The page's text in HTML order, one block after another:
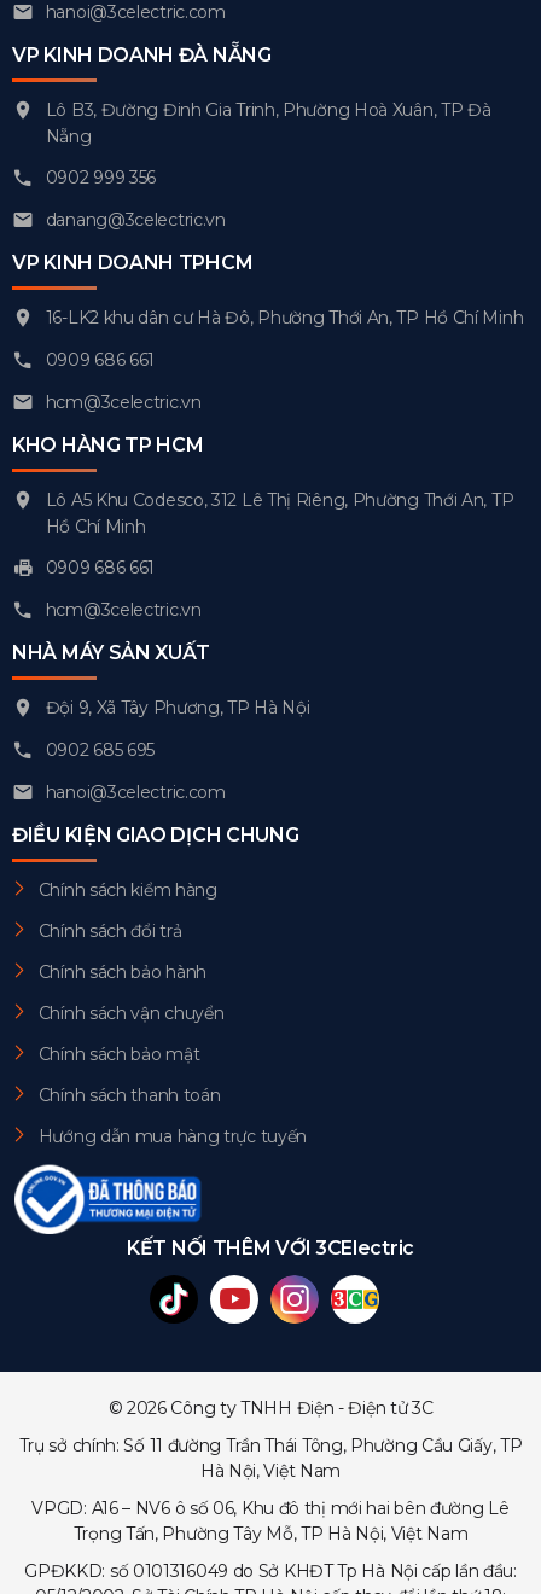
hanoi@3celectric.com
VP KINH DOANH ĐÀ NẴNG
Lô B3, Đường Đinh Gia Trinh, Phường Hoà Xuân, TP Đà
Nẵng
0902 999 356
danang@3celectric.vn
VP KINH DOANH TPHCM
16-LK2 khu dân cư Hà Đô, Phường Thới An, TP Hồ Chí Minh
0909 686 661
hcm@3celectric.vn
KHO HÀNG TP HCM
Lô A5 Khu Codesco, 312 Lê Thị Riêng, Phường Thới An, TP
Hồ Chí Minh
0909 686 661
hcm@3celectric.vn
NHÀ MÁY SẢN XUẤT
Đội 9, Xã Tây Phương, TP Hà Nội
0902 685 695
hanoi@3celectric.com
ĐIỀU KIỆN GIAO DỊCH CHUNG
Chính sách kiểm hàng
Chính sách đổi trả
Chính sách bảo hành
Chính sách vận chuyển
Chính sách bảo mật
Chính sách thanh toán
Hướng dẫn mua hàng trực tuyến
KẾT NỐI THÊM VỚI 3CElectric
© 2026 Công ty TNHH Điện - Điện tử 3C
Trụ sở chính: Số 11 đường Trần Thái Tông, Phường Cầu Giấy, TP
Hà Nội, Việt Nam
VPGD: A16 – NV6 ô số 06, Khu đô thị mới hai bên đường Lê
Trọng Tấn, Phường Tây Mỗ, TP Hà Nội, Việt Nam
GPĐKKD: số 0101316049 do Sở KHĐT Tp Hà Nội cấp lần đầu: